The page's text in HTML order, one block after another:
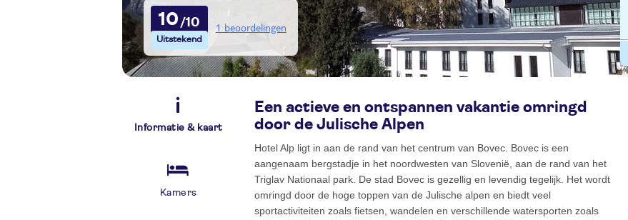
10 1 beoordelingen
Informatie & kaart
Kamers
Een actieve en ontspannen vakantie omringd
door de Julische Alpen
Hotel Alp ligt in aan de rand van het centrum van Bovec. Bovec is een
aangenaam bergstadje in het noordwesten van Slovenië, aan de rand van het
Triglav Nationaal park. De stad Bovec is gezellig en levendig tegelijk. Het wordt
omringd door de hoge toppen van de Julische alpen en biedt veel
sportactiviteiten zoals fietsen, wandelen en verschillende watersporten zoals